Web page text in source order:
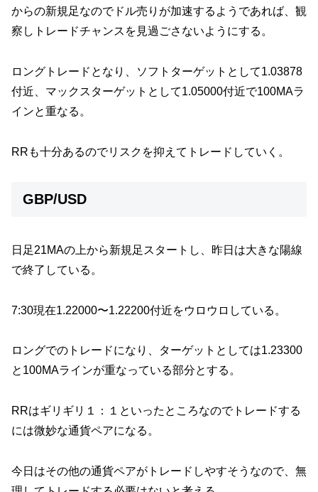
からの新規足なのでドル売りが加速するようであれば、観
察しトレードチャンスを見過ごさないようにする。
ロングトレードとなり、ソフトターゲットとして1.03878
付近、マックスターゲットとして1.05000付近で100MAラ
インと重なる。
RRも十分あるのでリスクを抑えてトレードしていく。
GBP/USD
日足21MAの上から新規足スタートし、昨日は大きな陽線
で終了している。
7:30現在1.22000〜1.22200付近をウロウロしている。
ロングでのトレードになり、ターゲットとしては1.23300
と100MAラインが重なっている部分とする。
RRはギリギリ１：１といったところなのでトレードする
には微妙な通貨ペアになる。
今日はその他の通貨ペアがトレードしやすそうなので、無